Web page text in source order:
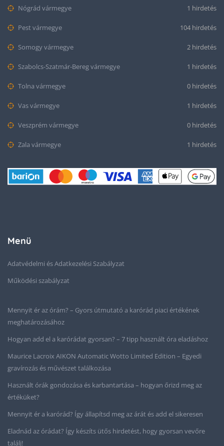
Nógrád vármegye 1 hirdetés
Pest vármegye 104 hirdetés
Somogy vármegye 2 hirdetés
Szabolcs-Szatmár-Bereg vármegye 1 hirdetés
Tolna vármegye 0 hirdetés
Vas vármegye 1 hirdetés
Veszprém vármegye 0 hirdetés
Zala vármegye 1 hirdetés
Menü
Adatvédelmi és Adatkezelési Szabályzat
Működési szabályzat
Mennyit ér az órám? – Gyors útmutató a karórád piaci értékének
meghatározásához
Hogyan add el a karórádat gyorsan? – 7 tipp használt óra eladáshoz
Maurice Lacroix AIKON Automatic Wotto Limited Edition – Egyedi
gravírozás és művészet találkozása
Használt órák gondozása és karbantartása – hogyan őrizd meg az
értéküket?
Mennyit ér a karórád? Így állapítsd meg az árát és add el sikeresen
Eladnád az órádat? Így készíts ütős hirdetést, hogy gyorsan vevőre
találj!